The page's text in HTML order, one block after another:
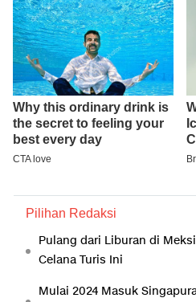
Pilihan Redaksi
Pulang dari Liburan di
Celana Turis Ini
Mulai 2024 Masuk